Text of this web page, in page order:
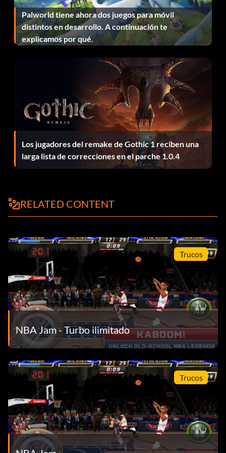
éxito en una partida.
Detlef Schrempf (Sin "I" en Equipo): Gana una partida 2P
contra la CPU.
Dominique Wilkins, Spud Webb (Representante de la
División Sureste): Gana el Equipo Leyenda de la División
Sureste en la Campaña Clásica.
Drazen Petrovic (El espíritu de la competición): Completa
una partida de 21 contra un amigo.
Dr. J (High Flyer): Realiza 10 alley-oops con éxito.
Glen Rice (Triplicar): Gana a la CPU en una partida 2V2
Hakeem Olajuwon, Kenny Smith (Representante de la
División Suroeste): Gana el Equipo Leyenda de la División
Suroeste en la Campaña Clásica.
James Worthy (Debes ser mantequilla): Consigue una
racha de 10 victorias en la Campaña clásica.
John Starks, Patrick Ewing (Representante de la División
Atlántica): Gana el Equipo Leyenda de la División Atlántica
en la Campaña Clásica.
John Stockton, Karl Malone (Representante de la División
Noroeste): Gana el Equipo Leyenda de la División
Noroeste en la Campaña Clásica.
Kenny Anderson (Dedos Pegajosos): Roba el balón 10
veces en un partido.
Palworld tiene ahora dos juegos para móvil
distintos en desarrollo. A continuación te
explicamos por qué.
Los jugadores del remake de Gothic 1 reciben una
larga lista de correcciones en el parche 1.0.4
RELATED CONTENT
Trucos
NBA Jam - Turbo ilimitado
Trucos